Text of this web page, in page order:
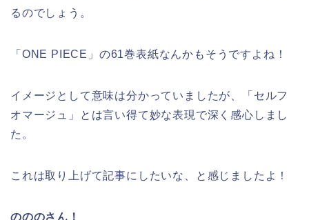
るのでしょう。
「ONE PIECE」の61巻表紙なんかもそうですよね！
イメージとして意味は分かっていましたが、「セルフ
オマージュ」とは言い得て妙な表現で深く感心しまし
た。
これは取り上げて記事にしたいな、と感じましたよ！
のののさん！